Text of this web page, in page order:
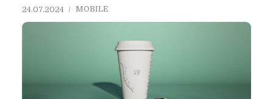
24.07.2024 MOBILE